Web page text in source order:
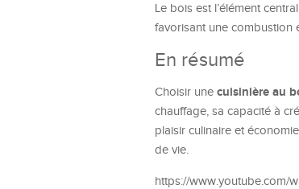
Le bois est l’élément
favorisant une combustion
En résumé
Choisir une cuisinière au
chauffage, sa capacité à
plaisir culinaire et
de vie.
https://www.youtube.com/